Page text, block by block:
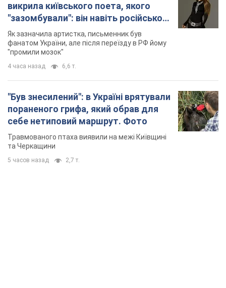
викрила київського поета, якого
"зазомбували": він навіть російської
не знав, а тепер хоче геноциду
українців
Як зазначила артистка, письменник був
фанатом України, але після переїзду в РФ йому
"промили мозок"
4 часа назад 6,6 т.
"Був знесилений": в Україні врятували
пораненого грифа, який обрав для
себе нетиповий маршрут. Фото
Травмованого птаха виявили на межі Київщині
та Черкащини
5 часов назад 2,7 т.